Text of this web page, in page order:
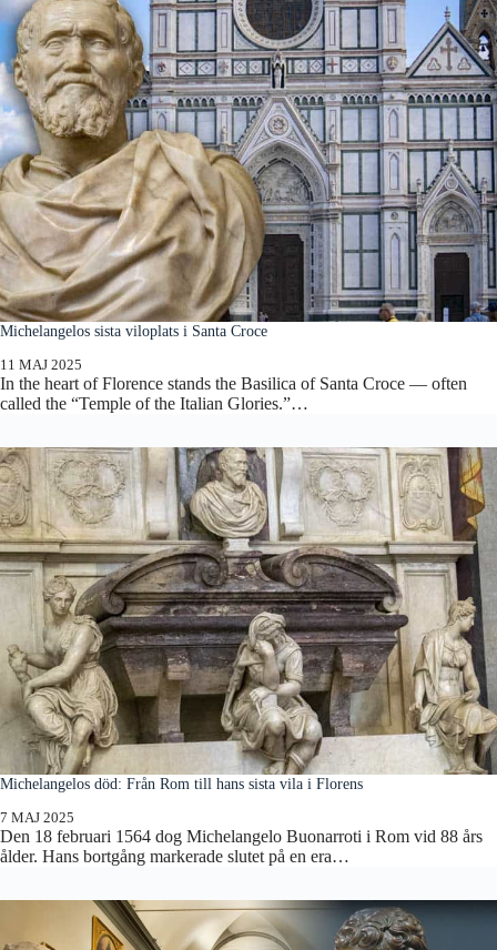
Michelangelos sista viloplats i Santa Croce
11 MAJ 2025
In the heart of Florence stands the Basilica of Santa Croce — often
called the “Temple of the Italian Glories.”…
Michelangelos död: Från Rom till hans sista vila i Florens
7 MAJ 2025
Den 18 februari 1564 dog Michelangelo Buonarroti i Rom vid 88 års
ålder. Hans bortgång markerade slutet på en era…